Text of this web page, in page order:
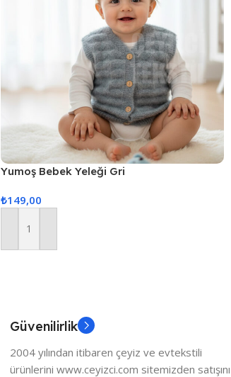
Yumoş Bebek Yeleği Gri
₺149,00
Sepete Ekle
Güvenilirlik
2004 yılından itibaren çeyiz ve evtekstili
ürünlerini www.ceyizci.com sitemizden satışını